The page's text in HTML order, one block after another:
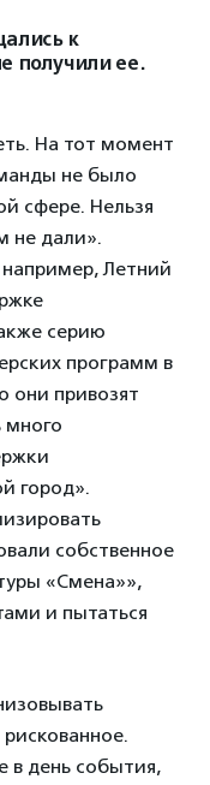
к
получили ее.
На тот момент
не было
сфере. Нельзя
не дали».
Летний
серию
программ в
они привозят
много
город».
собственное
«Смена»»,
и пытаться
в день события,